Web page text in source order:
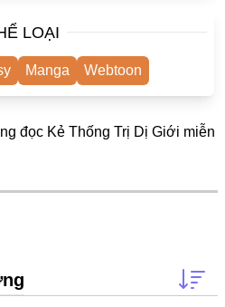
LOẠI
Manga Webtoon
đọc Kẻ Thống Trị Dị Giới miễn